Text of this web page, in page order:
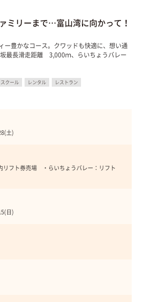
ミリーまで…富山湾に向かって！
ー豊かなコース。クワッドも快適に、想い通
最長滑走距離 3,000ｍ、らいちょうバレー
スクール レンタル レストラン
土)
リフト券売場 ・らいちょうバレー：リフト
日)